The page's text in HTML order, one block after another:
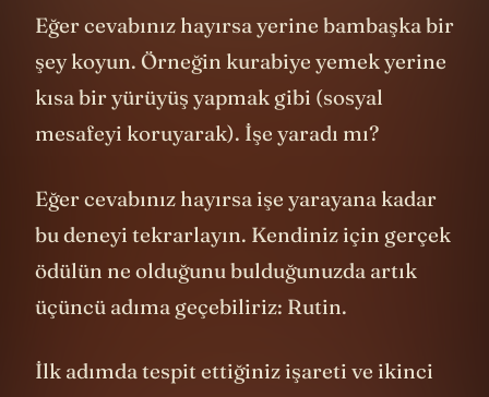
Eğer cevabınız hayırsa yerine bambaşka bir
şey koyun. Örneğin kurabiye yemek yerine
kısa bir yürüyüş yapmak gibi (sosyal
mesafeyi koruyarak). İşe yaradı mı?
Eğer cevabınız hayırsa işe yarayana kadar
bu deneyi tekrarlayın. Kendiniz için gerçek
ödülün ne olduğunu bulduğunuzda artık
üçüncü adıma geçebiliriz: Rutin.
İlk adımda tespit ettiğiniz işareti ve ikinci